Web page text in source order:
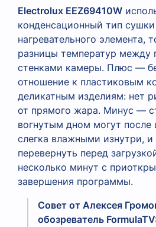
Electrolux EEZ69410W
конденсационный тип
нагревательного элемента,
разницы температур между
стенками камеры. Плюс —
отношение к пластиковым
деликатным изделиям: нет
от прямого жара. Минус —
вогнутым дном могут после
слегка влажными изнутри,
перевернуть перед
несколько минут с
завершения программы.
Совет от Алексея
обозреватель